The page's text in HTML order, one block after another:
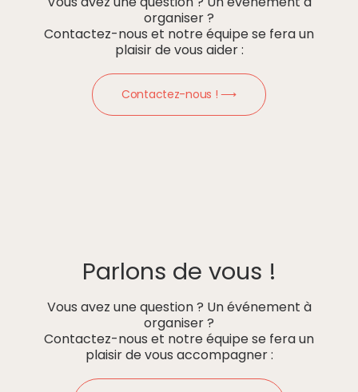
organiser ?
Contactez-nous et notre équipe se fera un
plaisir de vous aider :
Contactez-nous ! ⟶
Parlons de vous !
Vous avez une question ? Un événement à
organiser ?
Contactez-nous et notre équipe se fera un
plaisir de vous accompagner :